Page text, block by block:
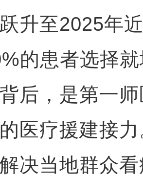
升至2025年
的患者选择
后，是第一
医疗援建接
当地群众看